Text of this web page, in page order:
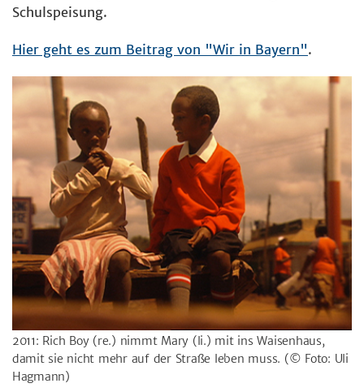
Schulspeisung.
Hier geht es zum Beitrag von "Wir in Bayern".
2011: Rich Boy (re.) nimmt Mary (li.) mit ins Waisenhaus,
damit sie nicht mehr auf der Straße leben muss. (© Foto: Uli
Hagmann)